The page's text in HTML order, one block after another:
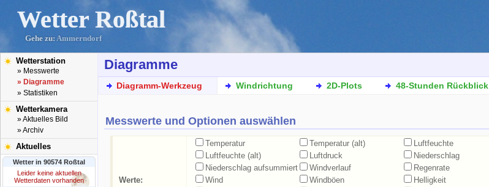
Wetter Roßtal
Gehe zu: Ammerndorf
Wetterstation
» Messwerte
» Diagramme
» Statistiken
Wetterkamera
» Aktuelles Bild
» Archiv
Aktuelles
Wetter in 90574 Roßtal
Leider keine aktuellen
Wetterdaten vorhanden
Diagramme
Diagramm-Werkzeug Windrichtung 2D-Plots 48-Stunden Rückblick
Messwerte und Optionen auswählen
Werte:
Temperatur Temperatur (alt)
Luftfeuchte
Luftfeuchte (alt)
Luftdruck
Niederschlag
Niederschlag aufsummiert
Windverlauf
Regenrate
Wind
Windböen
Helligkeit